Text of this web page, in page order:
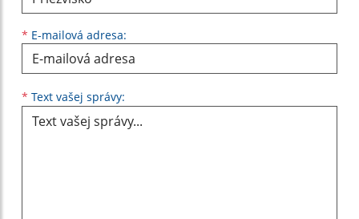
* E-mailová adresa:
* Text vašej správy: